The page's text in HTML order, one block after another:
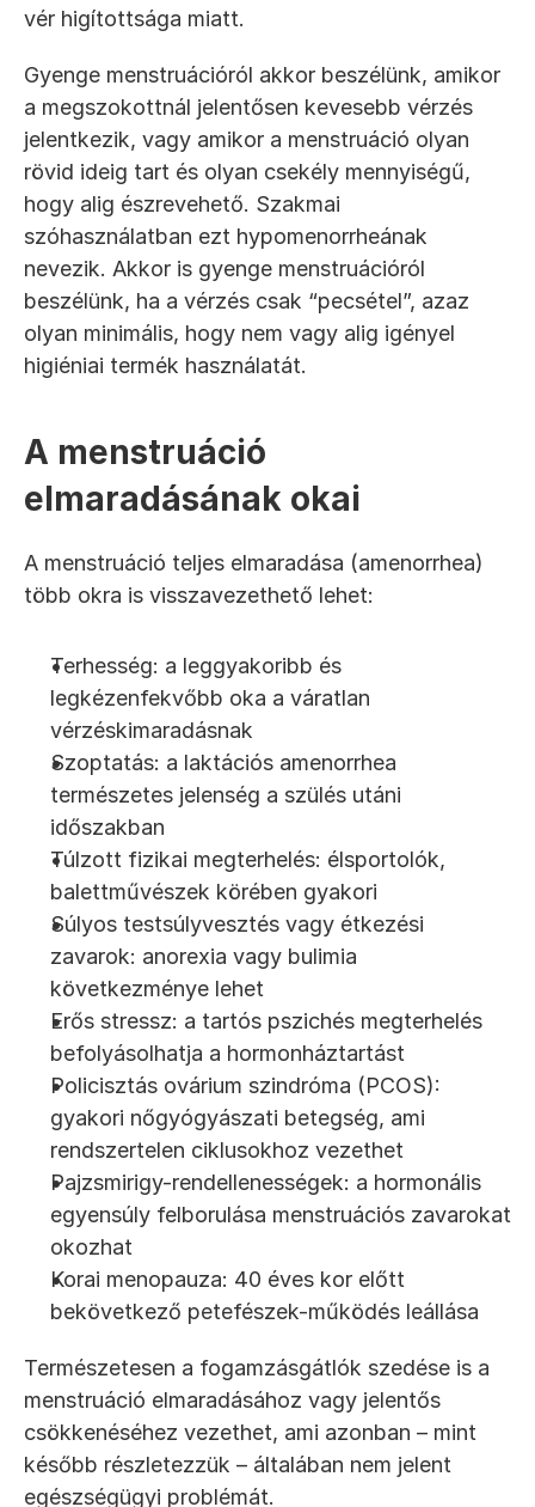
vér higítottsága miatt.
Gyenge menstruációról akkor beszélünk, amikor
a megszokottnál jelentősen kevesebb vérzés
jelentkezik, vagy amikor a menstruáció olyan
rövid ideig tart és olyan csekély mennyiségű,
hogy alig észrevehető. Szakmai
szóhasználatban ezt hypomenorrheának
nevezik. Akkor is gyenge menstruációról
beszélünk, ha a vérzés csak “pecsétel”, azaz
olyan minimális, hogy nem vagy alig igényel
higiéniai termék használatát.
A menstruáció
elmaradásának okai
A menstruáció teljes elmaradása (amenorrhea)
több okra is visszavezethető lehet:
Terhesség: a leggyakoribb és
legkézenfekvőbb oka a váratlan
vérzéskimaradásnak
Szoptatás: a laktációs amenorrhea
természetes jelenség a szülés utáni
időszakban
Túlzott fizikai megterhelés: élsportolók,
balettművészek körében gyakori
Súlyos testsúlyvesztés vagy étkezési
zavarok: anorexia vagy bulimia
következménye lehet
Erős stressz: a tartós pszichés megterhelés
befolyásolhatja a hormonháztartást
Policisztás ovárium szindróma (PCOS):
gyakori nőgyógyászati betegség, ami
rendszertelen ciklusokhoz vezethet
Pajzsmirigy-rendellenességek: a hormonális
egyensúly felborulása menstruációs zavarokat
okozhat
Korai menopauza: 40 éves kor előtt
bekövetkező petefészek-működés leállása
Természetesen a fogamzásgátlók szedése is a
menstruáció elmaradásához vagy jelentős
csökkenéséhez vezethet, ami azonban – mint
később részletezzük – általában nem jelent
egészségügyi problémát.